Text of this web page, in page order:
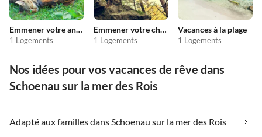
Emmener votre animal en vacances
1 Logements
Emmener votre chien en vacances
1 Logements
Vacances à la plage
1 Logements
Nos idées pour vos vacances de rêve dans
Schoenau sur la mer des Rois
Adapté aux familles dans Schoenau sur la mer des Rois